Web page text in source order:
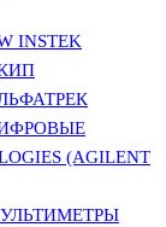
INSTEK
(AGILENT